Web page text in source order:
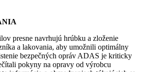
presne navrhujú hrúbku a zloženie
a lakovania, aby umožnili optimálny
bezpečných opráv ADAS je kriticky
pokyny na opravy od výrobcu